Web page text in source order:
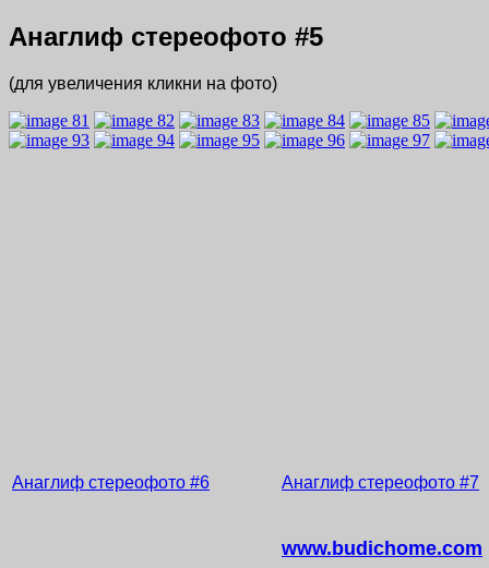
Анаглиф стереофото #5
(для увеличения кликни на фото)
Анаглиф стереофото #6 Анаглиф стереофото #7
www.budichome.com